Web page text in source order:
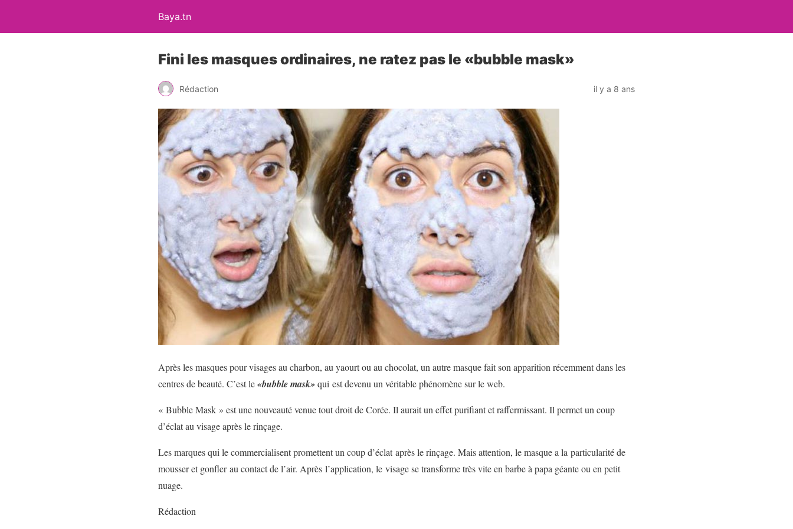
Baya.tn
Fini les masques ordinaires, ne ratez pas le «bubble mask»
Rédaction il y a 8 ans
Après les masques pour visages au charbon, au yaourt ou au chocolat, un autre masque fait son apparition récemment dans les
centres de beauté. C’est le«bubble mask»qui est devenu un véritable phénomène sur le web.
« Bubble Mask » est une nouveauté venue tout droit de Corée. Il aurait un effet purifiant et raffermissant. Il permet un coup
d’éclat au visage après le rinçage.
Les marques qui le commercialisent promettent un coup d’éclat après le rinçage. Mais attention, le masque a la particularité de
mousser et gonfler au contact de l’air. Après l’application, le visage se transforme très vite en barbe à papa géante ou en petit
nuage.
Rédaction